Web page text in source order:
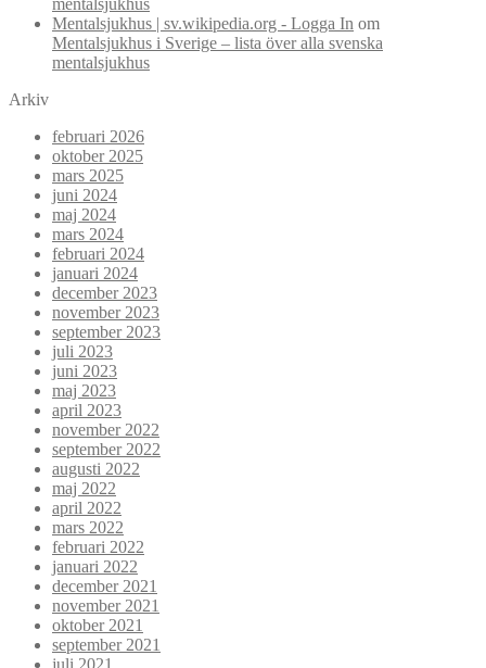
mentalsjukhus
Mentalsjukhus | sv.wikipedia.org - Logga In om
Mentalsjukhus i Sverige – lista över alla svenska
mentalsjukhus
Arkiv
februari 2026
oktober 2025
mars 2025
juni 2024
maj 2024
mars 2024
februari 2024
januari 2024
december 2023
november 2023
september 2023
juli 2023
juni 2023
maj 2023
april 2023
november 2022
september 2022
augusti 2022
maj 2022
april 2022
mars 2022
februari 2022
januari 2022
december 2021
november 2021
oktober 2021
september 2021